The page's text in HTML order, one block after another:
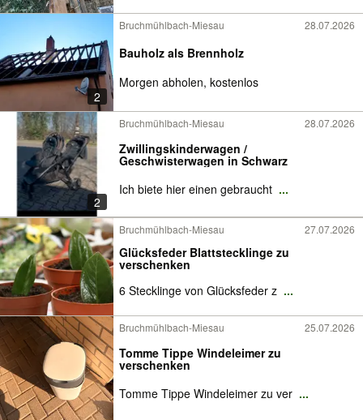
2
Bruchmühlbach-Miesau 28.07.2026
Bauholz als Brennholz
Morgen abholen, kostenlos
2
Bruchmühlbach-Miesau 28.07.2026
Zwillingskinderwagen /
Geschwisterwagen in Schwarz
Ich biete hier einen gebraucht ...
Bruchmühlbach-Miesau 27.07.2026
Glücksfeder Blattstecklinge zu
verschenken
6 Stecklinge von Glücksfeder z ...
Bruchmühlbach-Miesau 25.07.2026
Tomme Tippe Windeleimer zu
verschenken
Tomme Tippe Windeleimer zu ver ...